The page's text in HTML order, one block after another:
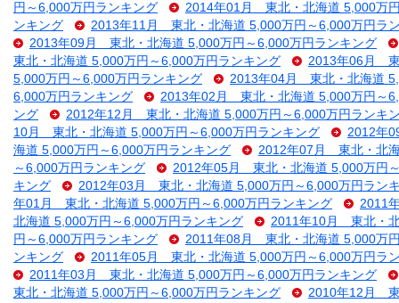
円～6,000万円ランキング
2014年01月 東北・北海道 5,000万
ンキング
2013年11月 東北・北海道 5,000万円～6,000万円ラ
2013年09月 東北・北海道 5,000万円～6,000万円ランキング
東北・北海道 5,000万円～6,000万円ランキング
2013年06月 東
5,000万円～6,000万円ランキング
2013年04月 東北・北海道
6,000万円ランキング
2013年02月 東北・北海道 5,000万円～
ング
2012年12月 東北・北海道 5,000万円～6,000万円ランキ
10月 東北・北海道 5,000万円～6,000万円ランキング
2012年
海道 5,000万円～6,000万円ランキング
2012年07月 東北・北
～6,000万円ランキング
2012年05月 東北・北海道 5,000万円
キング
2012年03月 東北・北海道 5,000万円～6,000万円ラン
年01月 東北・北海道 5,000万円～6,000万円ランキング
2011
北海道 5,000万円～6,000万円ランキング
2011年10月 東北・
円～6,000万円ランキング
2011年08月 東北・北海道 5,000万
ンキング
2011年05月 東北・北海道 5,000万円～6,000万円ラ
2011年03月 東北・北海道 5,000万円～6,000万円ランキング
東北・北海道 5,000万円～6,000万円ランキング
2010年12月 東